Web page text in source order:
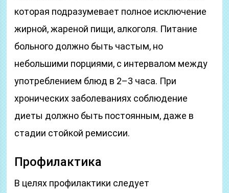
которая подразумевает полное исключение
жирной, жареной пищи, алкоголя. Питание
больного должно быть частым, но
небольшими порциями, с интервалом между
употреблением блюд в 2–3 часа. При
хронических заболеваниях соблюдение
диеты должно быть постоянным, даже в
стадии стойкой ремиссии.
Профилактика
В целях профилактики следует